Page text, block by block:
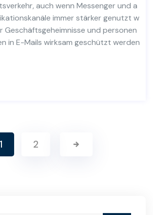
auch wenn Messenger und a
immer stärker genutzt w
Geschäftsgeheimnisse und personen
in E-Mails wirksam geschützt werden
1 2